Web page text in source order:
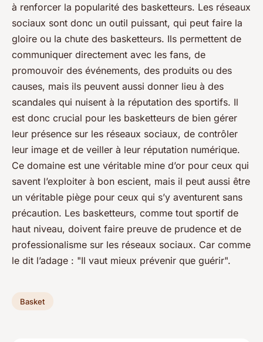
à renforcer la popularité des basketteurs. Les réseaux
sociaux sont donc un outil puissant, qui peut faire la
gloire ou la chute des basketteurs. Ils permettent de
communiquer directement avec les fans, de
promouvoir des événements, des produits ou des
causes, mais ils peuvent aussi donner lieu à des
scandales qui nuisent à la réputation des sportifs. Il
est donc crucial pour les basketteurs de bien gérer
leur présence sur les réseaux sociaux, de contrôler
leur image et de veiller à leur réputation numérique.
Ce domaine est une véritable mine d’or pour ceux qui
savent l’exploiter à bon escient, mais il peut aussi être
un véritable piège pour ceux qui s’y aventurent sans
précaution. Les basketteurs, comme tout sportif de
haut niveau, doivent faire preuve de prudence et de
professionalisme sur les réseaux sociaux. Car comme
le dit l’adage : "Il vaut mieux prévenir que guérir".
Basket